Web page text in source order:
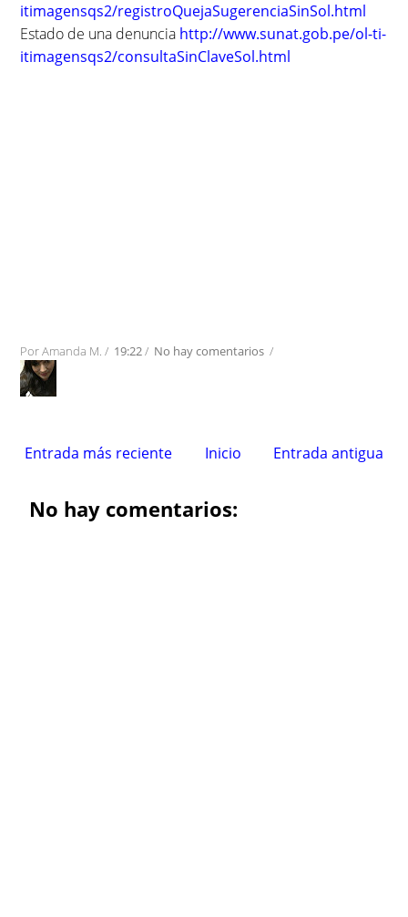
itimagensqs2/registroQuejaSugerenciaSinSol.html
Estado de una denuncia http://www.sunat.gob.pe/ol-ti-
itimagensqs2/consultaSinClaveSol.html
PorAmanda M. / 19:22/ No hay comentarios /
Entrada más reciente Entrada antigua
Inicio
No hay comentarios: